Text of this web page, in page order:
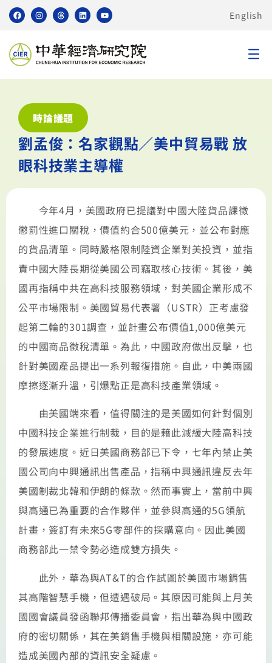
English
時論議題
劉孟俊：名家觀點／美中貿易戰 放
眼科技業主導權
今年4月，美國政府已提議對中國大陸貨品課徵
懲罰性進口關稅，價值約合500億美元，並公布對應
的貨品清單。同時嚴格限制陸資企業對美投資，並指
責中國大陸長期從美國公司竊取核心技術。其後，美
國再指稱中共在高科技服務領域，對美國企業形成不
公平市場限制。美國貿易代表署（USTR）正考慮發
起第二輪的301調查，並計畫公布價值1,000億美元
的中國商品徵稅清單。為此，中國政府做出反擊，也
針對美國產品提出一系列報復措施。自此，中美兩國
摩擦逐漸升溫，引爆點正是高科技產業領域。
由美國端來看，值得關注的是美國如何針對個別
中國科技企業進行制裁，目的是藉此減緩大陸高科技
的發展速度。近日美國商務部已下令，七年內禁止美
國公司向中興通訊出售產品，指稱中興通訊違反去年
美國制裁北韓和伊朗的條款。然而事實上，當前中興
與高通已為重要的合作夥伴，並參與高通的5G領航
計畫，簽訂有未來5G零部件的採購意向。因此美國
商務部此一禁令勢必造成雙方損失。
此外，華為與AT&T的合作試圖於美國市場銷售
其高階智慧手機，但遭遇破局。其原因可能與上月美
國國會議員發函聯邦傳播委員會，指出華為與中國政
府的密切關係，其在美銷售手機與相關設施，亦可能
造成美國內部的資訊安全疑慮。